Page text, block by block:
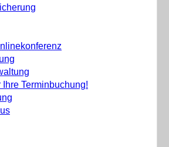
Terminbuchung!